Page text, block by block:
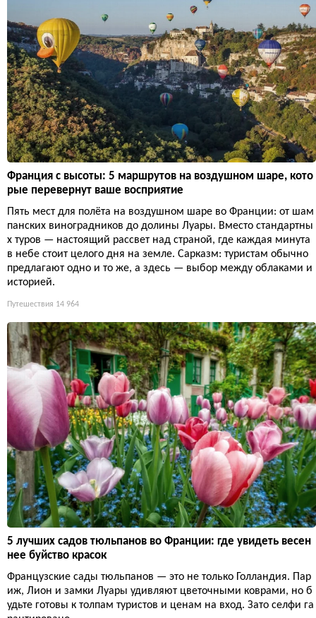
Франция с высоты: 5 маршрутов на воздушном шаре, кото
рые перевернут ваше восприятие
Пять мест для полёта на воздушном шаре во Франции: от шам
панских виноградников до долины Луары. Вместо стандартны
х туров — настоящий рассвет над страной, где каждая минута
в небе стоит целого дня на земле. Сарказм: туристам обычно
предлагают одно и то же, а здесь — выбор между облаками и
историей.
Путешествия 14 964
5 лучших садов тюльпанов во Франции: где увидеть весен
нее буйство красок
Французские сады тюльпанов — это не только Голландия. Пар
иж, Лион и замки Луары удивляют цветочными коврами, но б
удьте готовы к толпам туристов и ценам на вход. Зато селфи га